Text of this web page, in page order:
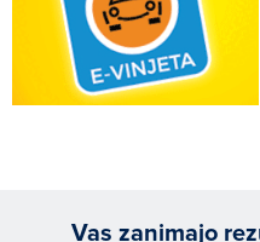
Vas zanimajo